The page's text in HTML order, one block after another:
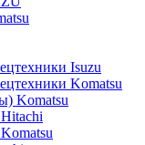
Isuzu
Komatsu
Komatsu